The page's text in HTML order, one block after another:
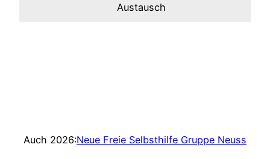
Austausch
Auch 2026:Neue Freie Selbsthilfe Gruppe Neuss